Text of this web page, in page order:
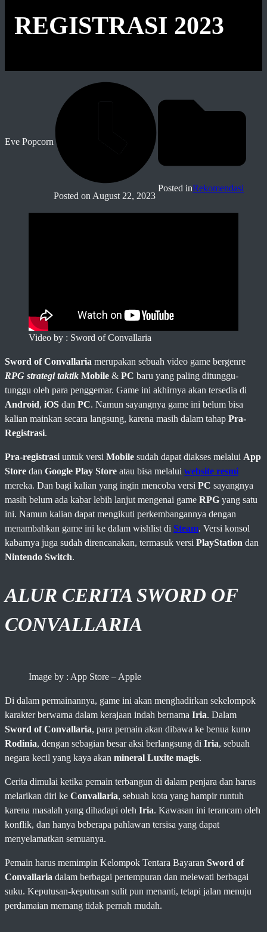
REGISTRASI 2023
Eve Popcorn
Posted on August 22, 2023
Posted inRekomendasi
Video by : Sword of Convallaria
Sword of Convallaria merupakan sebuah video game bergenre
RPG strategi taktik Mobile & PC baru yang paling ditunggu-
tunggu oleh para penggemar. Game ini akhirnya akan tersedia di
Android, iOS dan PC. Namun sayangnya game ini belum bisa
kalian mainkan secara langsung, karena masih dalam tahap Pra-
Registrasi.
Pra-registrasi untuk versi Mobile sudah dapat diakses melalui App
Store dan Google Play Store atau bisa melalui website resmi
mereka. Dan bagi kalian yang ingin mencoba versi PC sayangnya
masih belum ada kabar lebih lanjut mengenai game RPG yang satu
ini. Namun kalian dapat mengikuti perkembangannya dengan
menambahkan game ini ke dalam wishlist di Steam. Versi konsol
kabarnya juga sudah direncanakan, termasuk versi PlayStation dan
Nintendo Switch.
ALUR CERITA SWORD OF
CONVALLARIA
Image by : App Store – Apple
Di dalam permainannya, game ini akan menghadirkan sekelompok
karakter berwarna dalam kerajaan indah bernama Iria. Dalam
Sword of Convallaria, para pemain akan dibawa ke benua kuno
Rodinia, dengan sebagian besar aksi berlangsung di Iria, sebuah
negara kecil yang kaya akan mineral Luxite magis.
Cerita dimulai ketika pemain terbangun di dalam penjara dan harus
melarikan diri ke Convallaria, sebuah kota yang hampir runtuh
karena masalah yang dihadapi oleh Iria. Kawasan ini terancam oleh
konflik, dan hanya beberapa pahlawan tersisa yang dapat
menyelamatkan semuanya.
Pemain harus memimpin Kelompok Tentara Bayaran Sword of
Convallaria dalam berbagai pertempuran dan melewati berbagai
suku. Keputusan-keputusan sulit pun menanti, tetapi jalan menuju
perdamaian memang tidak pernah mudah.